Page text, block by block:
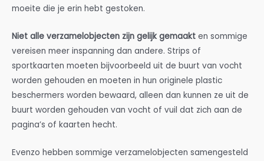
moeite die je erin hebt gestoken.
Niet alle verzamelobjecten zijn gelijk gemaakt en sommige
vereisen meer inspanning dan andere. Strips of
sportkaarten moeten bijvoorbeeld uit de buurt van vocht
worden gehouden en moeten in hun originele plastic
beschermers worden bewaard, alleen dan kunnen ze uit de
buurt worden gehouden van vocht of vuil dat zich aan de
pagina’s of kaarten hecht.
Evenzo hebben sommige verzamelobjecten samengesteld